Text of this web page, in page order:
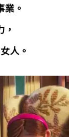
業。
人。